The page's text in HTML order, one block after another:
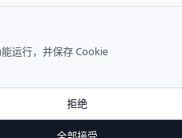
运行，并保存 Cookie
拒绝